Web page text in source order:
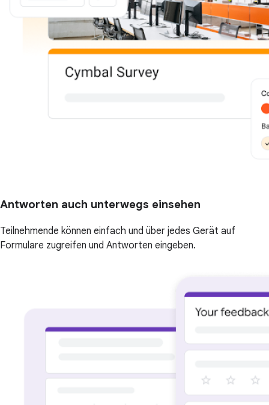
Antworten auch unterwegs einsehen
Teilnehmende können einfach und über jedes Gerät auf
Formulare zugreifen und Antworten eingeben.